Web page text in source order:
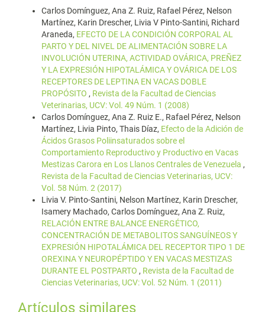
Carlos Domínguez, Ana Z. Ruiz, Rafael Pérez, Nelson
Martínez, Karin Drescher, Livia V Pinto-Santini, Richard
Araneda, EFECTO DE LA CONDICIÓN CORPORAL AL
PARTO Y DEL NIVEL DE ALIMENTACIÓN SOBRE LA
INVOLUCIÓN UTERINA, ACTIVIDAD OVÁRICA, PREÑEZ
Y LA EXPRESIÓN HIPOTALÁMICA Y OVÁRICA DE LOS
RECEPTORES DE LEPTINA EN VACAS DOBLE
PROPÓSITO , Revista de la Facultad de Ciencias
Veterinarias, UCV: Vol. 49 Núm. 1 (2008)
Carlos Domínguez, Ana Z. Ruiz E., Rafael Pérez, Nelson
Martínez, Livia Pinto, Thais Díaz, Efecto de la Adición de
Ácidos Grasos Poliinsaturados sobre el
Comportamiento Reproductivo y Productivo en Vacas
Mestizas Carora en Los Llanos Centrales de Venezuela ,
Revista de la Facultad de Ciencias Veterinarias, UCV:
Vol. 58 Núm. 2 (2017)
Livia V. Pinto-Santini, Nelson Martínez, Karin Drescher,
Isamery Machado, Carlos Domínguez, Ana Z. Ruiz,
RELACIÓN ENTRE BALANCE ENERGÉTICO,
CONCENTRACIÓN DE METABOLITOS SANGUÍNEOS Y
EXPRESIÓN HIPOTALÁMICA DEL RECEPTOR TIPO 1 DE
OREXINA Y NEUROPÉPTIDO Y EN VACAS MESTIZAS
DURANTE EL POSTPARTO , Revista de la Facultad de
Ciencias Veterinarias, UCV: Vol. 52 Núm. 1 (2011)
Artículos similares